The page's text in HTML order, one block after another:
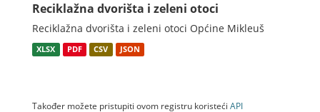
Reciklažna dvorišta i zeleni otoci
Reciklažna dvorišta i zeleni otoci Općine Mikleuš
XLSX PDF CSV JSON
Također možete pristupiti ovom registru koristeći API